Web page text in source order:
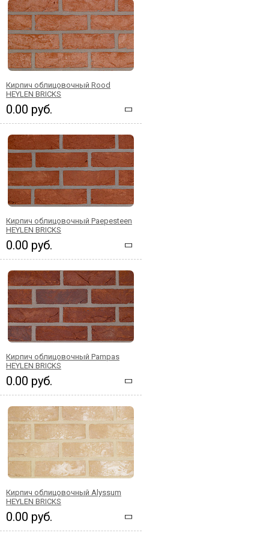
Кирпич облицовочный Rood
HEYLEN BRICKS
0.00 руб.
Кирпич облицовочный Paepesteen
HEYLEN BRICKS
0.00 руб.
Кирпич облицовочный Pampas
HEYLEN BRICKS
0.00 руб.
Кирпич облицовочный Alyssum
HEYLEN BRICKS
0.00 руб.